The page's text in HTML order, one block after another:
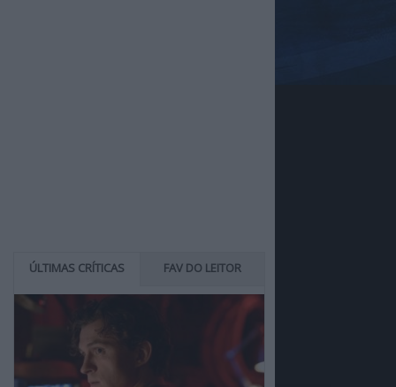
ÚLTIMAS CRÍTICAS FAV DO LEITOR